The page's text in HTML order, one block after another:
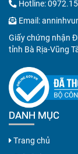
Hotline:
Email:
Giấy chứng nhận
tỉnh Bà Rịa-Vũng
DANH MỤC
Trang chủ